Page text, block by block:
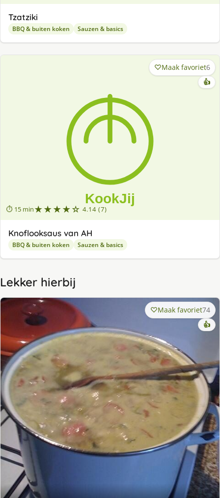
Tzatziki
BBQ & buiten koken Sauzen & basics
⏱ 15 min★★★★☆ 4.14 (7)
Maak favoriet6
👍
Knoflooksaus van AH
BBQ & buiten koken Sauzen & basics
Lekker hierbij
Maak favoriet74
👍